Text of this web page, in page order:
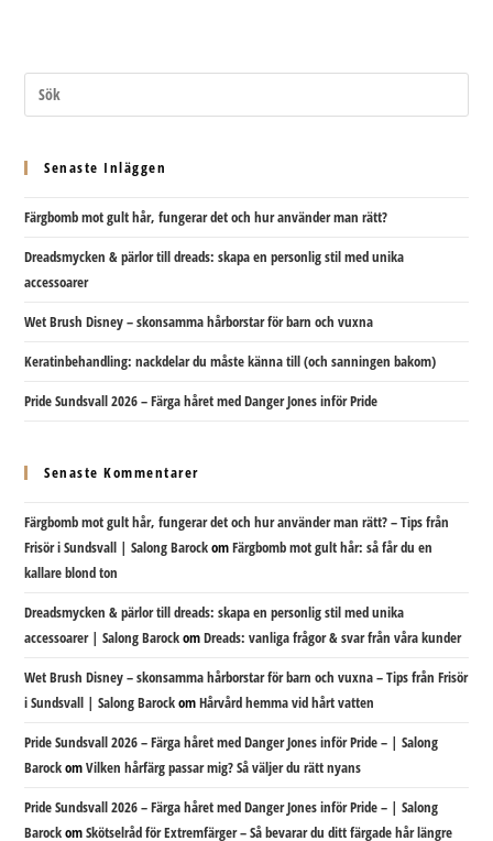
Senaste Inläggen
Färgbomb mot gult hår, fungerar det och hur använder man rätt?
Dreadsmycken & pärlor till dreads: skapa en personlig stil med unika
accessoarer
Wet Brush Disney – skonsamma hårborstar för barn och vuxna
Keratinbehandling: nackdelar du måste känna till (och sanningen bakom)
Pride Sundsvall 2026 – Färga håret med Danger Jones inför Pride
Senaste Kommentarer
Färgbomb mot gult hår, fungerar det och hur använder man rätt? – Tips från
Frisör i Sundsvall | Salong BarockomFärgbomb mot gult hår: så får du en
kallare blond ton
Dreadsmycken & pärlor till dreads: skapa en personlig stil med unika
accessoarer | Salong BarockomDreads: vanliga frågor & svar från våra kunder
Wet Brush Disney – skonsamma hårborstar för barn och vuxna – Tips från Frisör
i Sundsvall | Salong BarockomHårvård hemma vid hårt vatten
Pride Sundsvall 2026 – Färga håret med Danger Jones inför Pride – | Salong
BarockomVilken hårfärg passar mig? Så väljer du rätt nyans
Pride Sundsvall 2026 – Färga håret med Danger Jones inför Pride – | Salong
BarockomSkötselråd för Extremfärger – Så bevarar du ditt färgade hår längre